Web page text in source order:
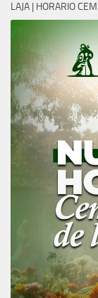
LAJA | HORARIO